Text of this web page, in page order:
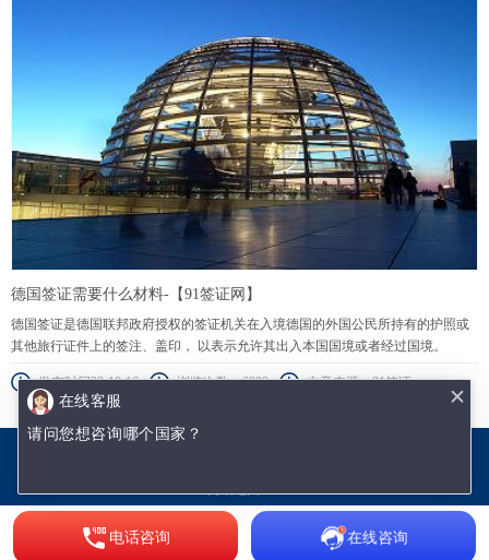
德国签证需要什么材料-【91签证网】
德国签证是德国联邦政府授权的签证机关在入境德国的外国公民所持有的护照或
其他旅行证件上的签注、盖印， 以表示允许其出入本国国境或者经过国境。
发布时间23-10-16 浏览次数：6890 文章来源：91签证
电话咨询 在线咨询
在线客服
请问您想咨询哪个国家？